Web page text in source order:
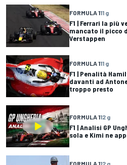
FORMULA 111 g
F1 | Ferrari la più
mancato il picco
Verstappen
FORMULA 111 g
F1 | Penalità
davanti ad
troppo presto
FORMULA 112 g
F1 | Analisi GP
sola e Kimi ne
FORMULA 112 g